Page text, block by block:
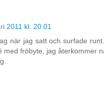
2011 kl. 20:01
när jag satt och surfade
med fröbyte, jag återkommer